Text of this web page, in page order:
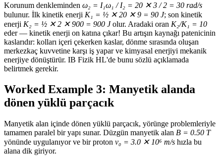
Korunum denkleminden ω₂ = I₁ω₁ / I₂ = 20 ✕ 3 / 2 = 30 rad/s
bulunur. İlk kinetik enerji K₁ = ½ ✕ 20 ✕ 9 = 90 J; son kinetik
enerji K₂ = ½ ✕ 2 ✕ 900 = 900 Jolur. Aradaki oran K₂/K₁ = 10
eder — kinetik enerji on katına çıkar! Bu artışın kaynağı patenicinin
kaslarıdır: kolları içeri çekerken kaslar, dönme sırasında oluşan
merkezkaç kuvvetine karşı iş yapar ve kimyasal enerjiyi mekanik
enerjiye dönüştürür. IB Fizik HL'de bunu sözlü açıklamada
belirtmek gerekir.
Worked Example 3: Manyetik alanda
dönen yüklü parçacık
Manyetik alan içinde dönen yüklü parçacık, yörünge problemleriyle
tamamen paralel bir yapı sunar. Düzgün manyetik alan B = 0.50 T
yönünde uygulanıyor ve bir proton v₀ = 3.0 ✕ 10⁶ m/s hızla bu
alana dik giriyor.